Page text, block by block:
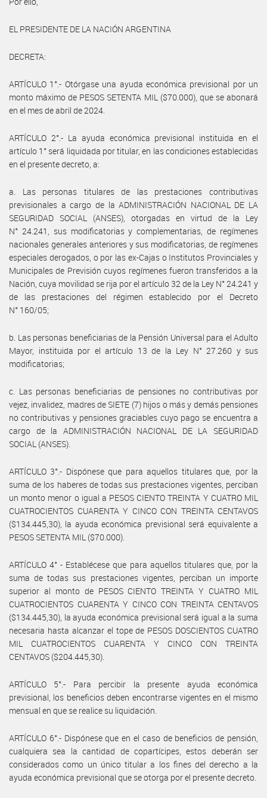
EL PRESIDENTE DE LA NACIÓN ARGENTINA
DECRETA:
ARTÍCULO 1°.- Otórgase una ayuda económica previsional por un
monto máximo de PESOS SETENTA MIL ($70.000), que se abonará
en el mes de abril de 2024.
ARTÍCULO 2°.- La ayuda económica previsional instituida en el
artículo 1° será liquidada por titular, en las condiciones establecidas
en el presente decreto, a:
a. Las personas titulares de las prestaciones contributivas
previsionales a cargo de la ADMINISTRACIÓN NACIONAL DE LA
SEGURIDAD SOCIAL (ANSES), otorgadas en virtud de la Ley
N° 24.241, sus modificatorias y complementarias, de regímenes
nacionales generales anteriores y sus modificatorias, de regímenes
especiales derogados, o por las ex-Cajas o Institutos Provinciales y
Municipales de Previsión cuyos regímenes fueron transferidos a la
Nación, cuya movilidad se rija por el artículo 32 de la Ley N° 24.241 y
de las prestaciones del régimen establecido por el Decreto
N° 160/05;
b. Las personas beneficiarias de la Pensión Universal para el Adulto
Mayor, instituida por el artículo 13 de la Ley N° 27.260 y sus
modificatorias;
c. Las personas beneficiarias de pensiones no contributivas por
vejez, invalidez, madres de SIETE (7) hijos o más y demás pensiones
no contributivas y pensiones graciables cuyo pago se encuentra a
cargo de la ADMINISTRACIÓN NACIONAL DE LA SEGURIDAD
SOCIAL (ANSES).
ARTÍCULO 3°.- Dispónese que para aquellos titulares que, por la
suma de los haberes de todas sus prestaciones vigentes, perciban
un monto menor o igual a PESOS CIENTO TREINTA Y CUATRO MIL
CUATROCIENTOS CUARENTA Y CINCO CON TREINTA CENTAVOS
($134.445,30), la ayuda económica previsional será equivalente a
PESOS SETENTA MIL ($70.000).
ARTÍCULO 4° - Establécese que para aquellos titulares que, por la
suma de todas sus prestaciones vigentes, perciban un importe
superior al monto de PESOS CIENTO TREINTA Y CUATRO MIL
CUATROCIENTOS CUARENTA Y CINCO CON TREINTA CENTAVOS
($134.445,30), la ayuda económica previsional será igual a la suma
necesaria hasta alcanzar el tope de PESOS DOSCIENTOS CUATRO
MIL CUATROCIENTOS CUARENTA Y CINCO CON TREINTA
CENTAVOS ($204.445,30).
ARTÍCULO 5°.- Para percibir la presente ayuda económica
previsional, los beneficios deben encontrarse vigentes en el mismo
mensual en que se realice su liquidación.
ARTÍCULO 6°.- Dispónese que en el caso de beneficios de pensión,
cualquiera sea la cantidad de copartícipes, estos deberán ser
considerados como un único titular a los fines del derecho a la
ayuda económica previsional que se otorga por el presente decreto.